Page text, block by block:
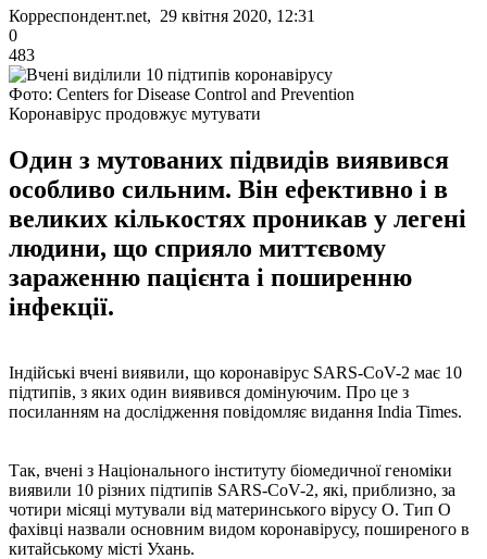
Корреспондент.net, 29 квітня 2020, 12:31
0
483
Фото: Centers for Disease Control and Prevention
Коронавірус продовжує мутувати
Один з мутованих підвидів виявився
особливо сильним. Він ефективно і в
великих кількостях проникав у легені
людини, що сприяло миттєвому
зараженню пацієнта і поширенню
інфекції.
Індійські вчені виявили, що коронавірус SARS-CoV-2 має 10
підтипів, з яких один виявився домінуючим. Про це з
посиланням на дослідження повідомляє видання India Times.
Так, вчені з Національного інституту біомедичної геноміки
виявили 10 різних підтипів SARS-CoV-2, які, приблизно, за
чотири місяці мутували від материнського вірусу О. Тип О
фахівці назвали основним видом коронавірусу, поширеного в
китайському місті Ухань.